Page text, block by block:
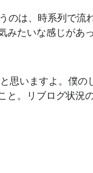
のは、時系列で流
たいな感じがあ
思いますよ。僕の
と。リブログ状況